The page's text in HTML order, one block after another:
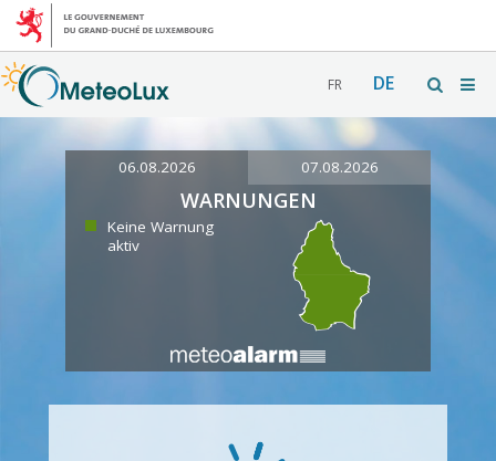
FR DE
06.08.2026 07.08.2026
WARNUNGEN
Keine Warnung
aktiv